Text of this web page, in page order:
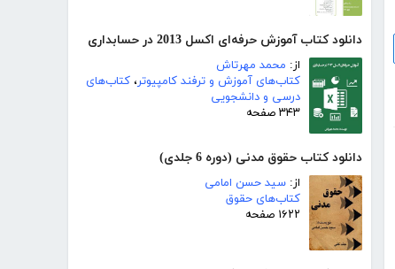
دانلود کتاب آموزش حرفه‌ای اکسل 2013 در حسابداری
از: محمد مهرتاش
کتاب‌های آموزش و ترفند کامپیوتر، کتاب‌های
درسی و دانشجویی
۳۴۳ صفحه
دانلود کتاب حقوق مدنی (دوره 6 جلدی)
از: سید حسن امامی
کتاب‌های حقوق
۱۶۲۲ صفحه